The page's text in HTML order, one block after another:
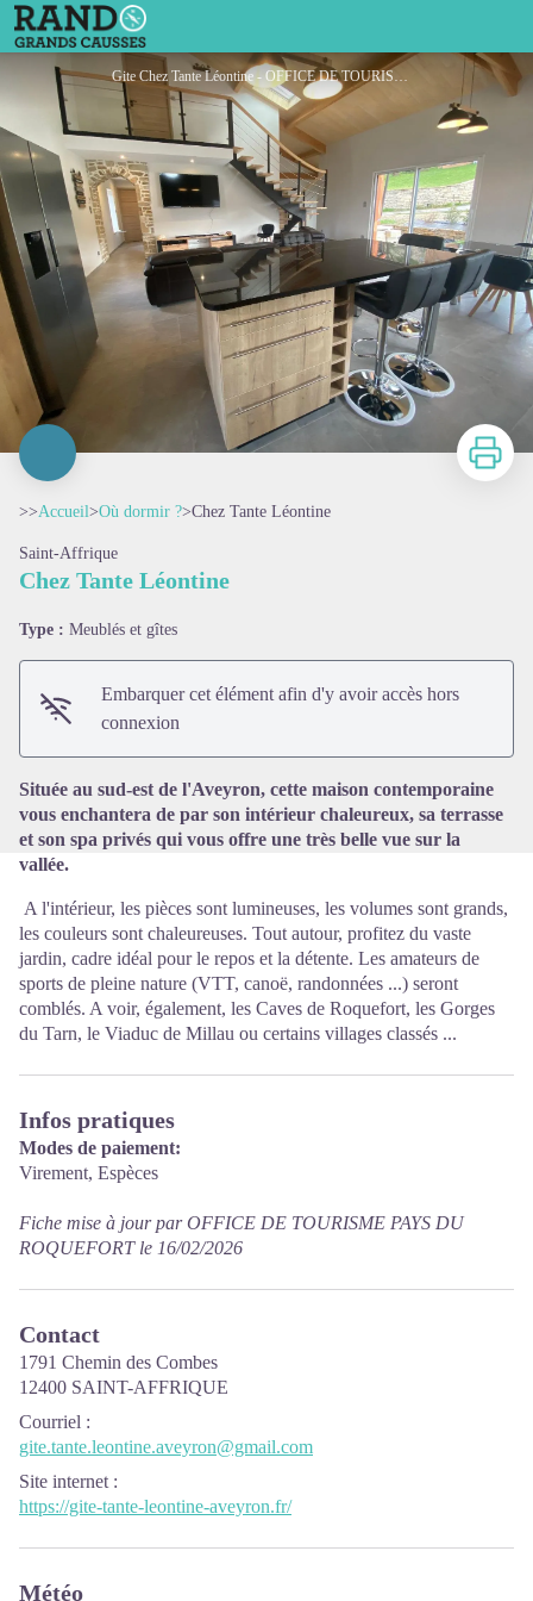
Chez Tante Léontine
Gite Chez Tante Léontine - OFFICE DE TOURISME PAYS DU ROQUEFORT
Voir l'image en plein écran
Imprimer
>>Accueil>Où dormir ?>Chez Tante Léontine
Saint-Affrique
Chez Tante Léontine
Type : Meublés et gîtes
Embarquer cet élément afin d'y avoir accès hors
connexion
Située au sud-est de l'Aveyron, cette maison contemporaine
vous enchantera de par son intérieur chaleureux, sa terrasse
et son spa privés qui vous offre une très belle vue sur la
vallée.
A l'intérieur, les pièces sont lumineuses, les volumes sont grands,
les couleurs sont chaleureuses. Tout autour, profitez du vaste
jardin, cadre idéal pour le repos et la détente. Les amateurs de
sports de pleine nature (VTT, canoë, randonnées ...) seront
comblés. A voir, également, les Caves de Roquefort, les Gorges
du Tarn, le Viaduc de Millau ou certains villages classés ...
Infos pratiques
Modes de paiement:
Virement, Espèces
Fiche mise à jour par OFFICE DE TOURISME PAYS DU
ROQUEFORT le 16/02/2026
Contact
1791 Chemin des Combes
12400 SAINT-AFFRIQUE
Courriel :
gite.tante.leontine.aveyron@gmail.com
Site internet :
https://gite-tante-leontine-aveyron.fr/
Météo